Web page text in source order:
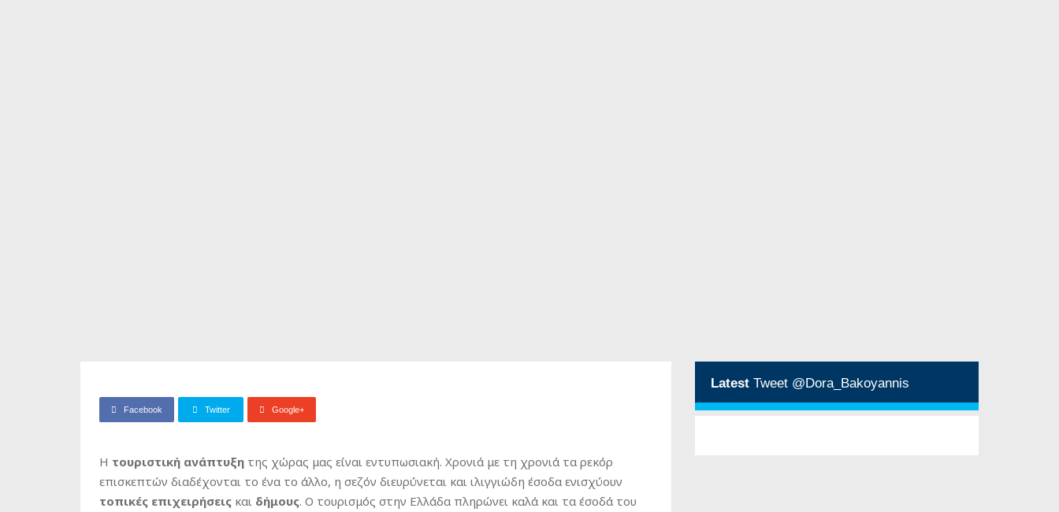
Facebook Twitter Google+
Η τουριστική ανάπτυξη της χώρας μας είναι εντυπωσιακή. Χρονιά με τη χρονιά τα ρεκόρ
επισκεπτών διαδέχονται το ένα το άλλο, η σεζόν διευρύνεται και ιλιγγιώδη έσοδα ενισχύουν
τοπικές επιχειρήσεις και δήμους. Ο τουρισμός στην Ελλάδα πληρώνει καλά και τα έσοδά του
Latest Tweet @Dora_Bakoyannis